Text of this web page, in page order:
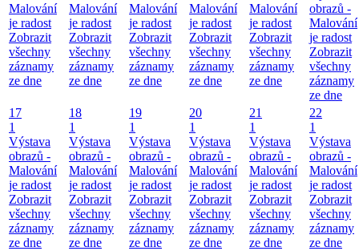
Malování
je radost
Zobrazit
všechny
záznamy
ze dne
Malování
je radost
Zobrazit
všechny
záznamy
ze dne
Malování
je radost
Zobrazit
všechny
záznamy
ze dne
Malování
je radost
Zobrazit
všechny
záznamy
ze dne
Malování
je radost
Zobrazit
všechny
záznamy
ze dne
obrazů -
Malování
je radost
Zobrazit
všechny
záznamy
ze dne
17
1
Výstava
obrazů -
Malování
je radost
Zobrazit
všechny
záznamy
ze dne
18
1
Výstava
obrazů -
Malování
je radost
Zobrazit
všechny
záznamy
ze dne
19
1
Výstava
obrazů -
Malování
je radost
Zobrazit
všechny
záznamy
ze dne
20
1
Výstava
obrazů -
Malování
je radost
Zobrazit
všechny
záznamy
ze dne
21
1
Výstava
obrazů -
Malování
je radost
Zobrazit
všechny
záznamy
ze dne
22
1
Výstava
obrazů -
Malování
je radost
Zobrazit
všechny
záznamy
ze dne